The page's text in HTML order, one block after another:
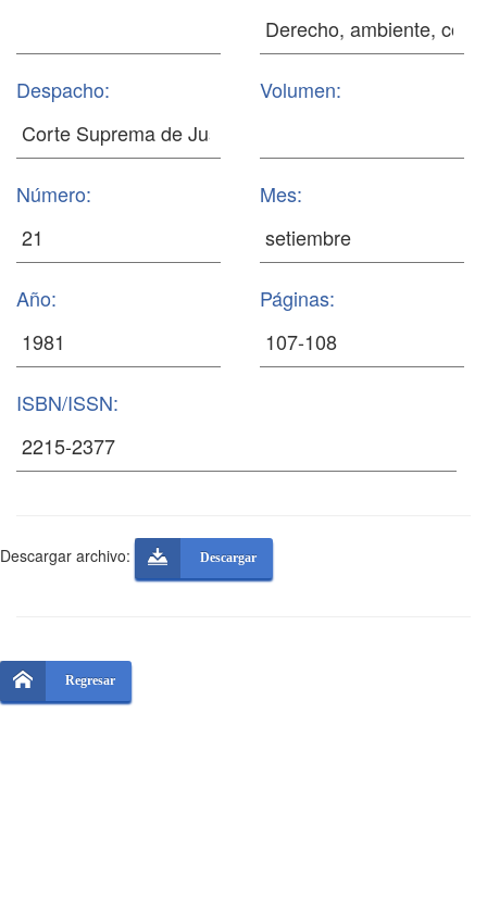
Despacho: Volumen:
Número: Mes:
Año: Páginas:
ISBN/ISSN:
Descargar archivo: Descargar
Regresar